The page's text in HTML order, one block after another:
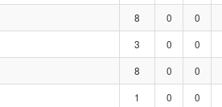
8 0 0
3 0 0
8 0 0
1 0 0